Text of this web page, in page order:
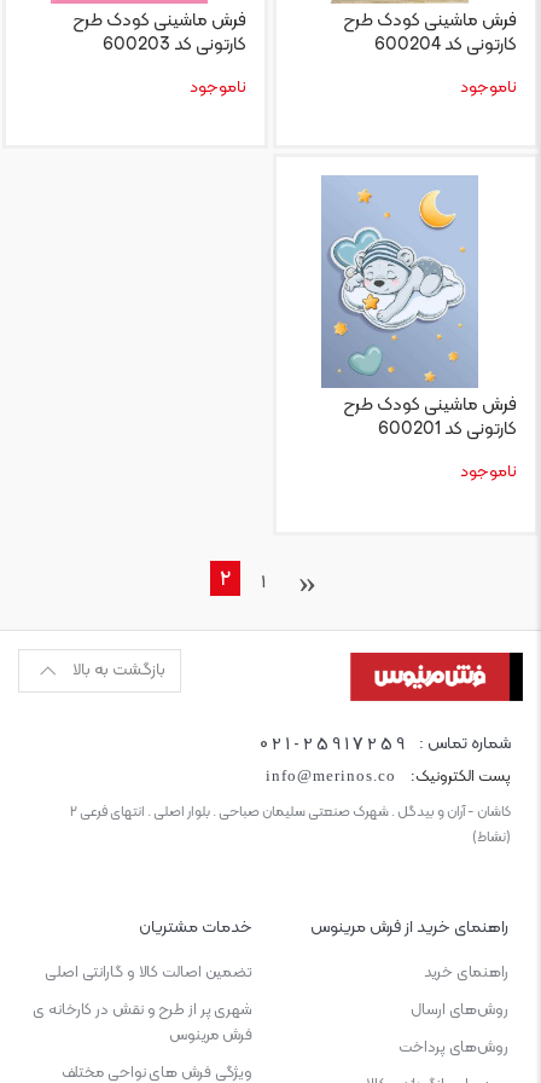
فرش ماشینی کودک طرح
کارتونی کد 600204
ناموجود
فرش ماشینی کودک طرح
کارتونی کد 600203
ناموجود
فرش ماشینی کودک طرح
کارتونی کد 600201
ناموجود
1
2
بازگشت به بالا
شماره تماس : 021-25917259
پست الکترونیک: info@merinos.co
کاشان - آران و بیدگل . شهرک صنعتی سلیمان صباحی . بلوار اصلی . انتهای فرعی ۲
(نشاط)
راهنمای خرید از فرش مرینوس
راهنمای خرید
روش‌های ارسال
روش‌های پرداخت
خدمات مشتریان
تضمین اصالت کالا و گارانتی اصلی
شهری پر از طرح و نقش در کارخانه ی
فرش مرینوس
ویژگی‌ فرش‌ های نواحی مختلف